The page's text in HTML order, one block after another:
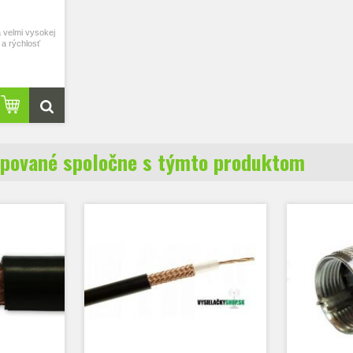
velmi vysokej
rýchlosť
spoločne s týmto produktom